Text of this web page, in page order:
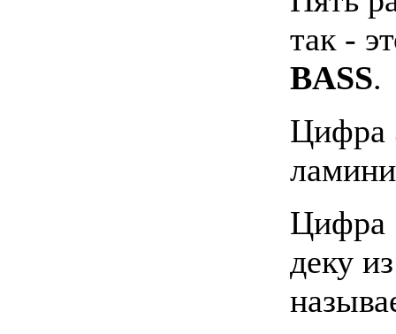
так -
BASS.
Цифра
Цифра
деку